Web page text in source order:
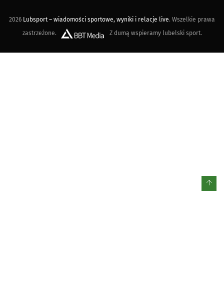
2026 Lubsport – wiadomości sportowe, wyniki i relacje live. Wszelkie prawa
zastrzeżone.
Z dumą wspieramy lubelski sport.